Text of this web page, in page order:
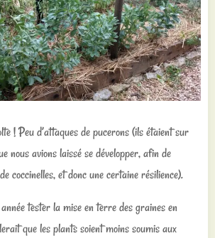
! Peu d’attaques de pucerons (ils étaient sur
nous avions laissé se développer, afin de
coccinelles, et donc une certaine résilience).
tester la mise en terre des graines en
que les plants soient moins soumis aux